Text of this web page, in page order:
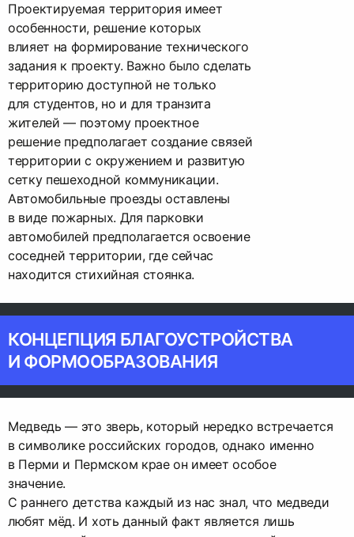
Проектируемая территория имеет
особенности, решение которых
влияет на формирование технического
задания к проекту. Важно было сделать
территорию доступной не только
для студентов, но и для транзита
жителей — поэтому проектное
решение предполагает создание связей
территории с окружением и развитую
сетку пешеходной коммуникации.
Автомобильные проезды оставлены
в виде пожарных. Для парковки
автомобилей предполагается освоение
соседней территории, где сейчас
находится стихийная стоянка.
КОНЦЕПЦИЯ БЛАГОУСТРОЙСТВА
И ФОРМООБРАЗОВАНИЯ
Медведь — это зверь, который нередко встречается
в символике российских городов, однако именно
в Перми и Пермском крае он имеет особое
значение.
С раннего детства каждый из нас знал, что медведи
любят мёд. И хоть данный факт является лишь